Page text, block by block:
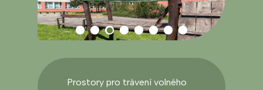
Prostory pro trávení volného